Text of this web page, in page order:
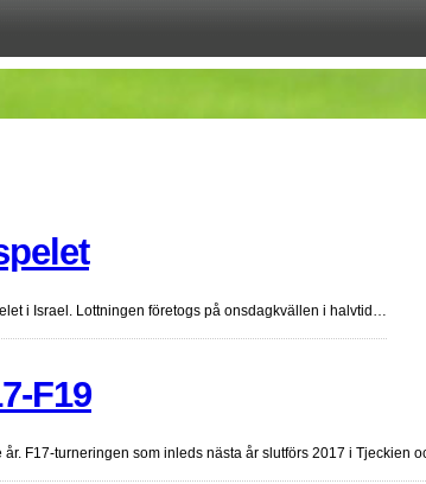
i Israel. Lottningen företogs på onsdagkvällen i halvtid…
F19
F17-turneringen som inleds nästa år slutförs 2017 i Tjeckien